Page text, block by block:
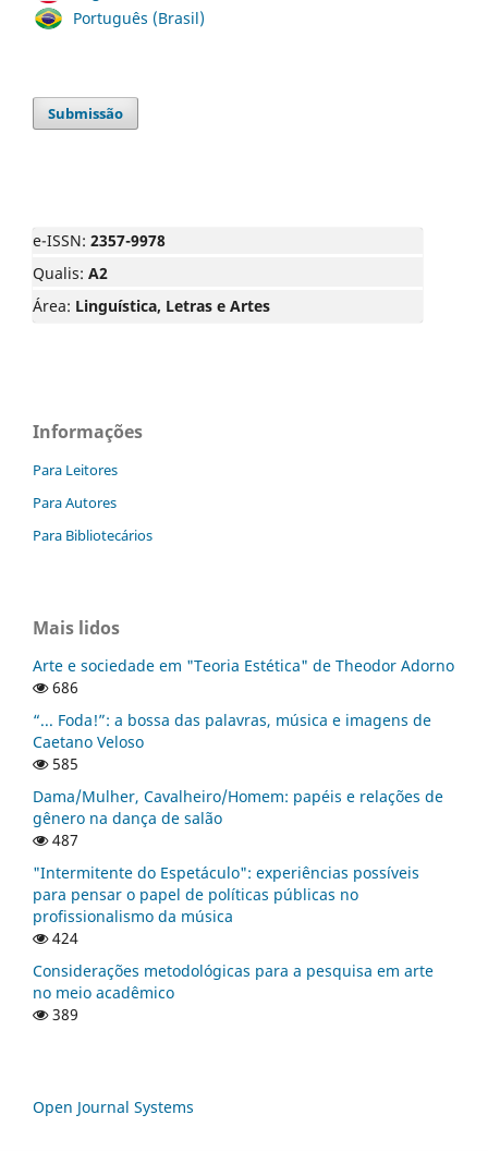
Português (Brasil)
Submissão
e-ISSN: 2357-9978
Qualis: A2
Área: Linguística, Letras e Artes
Informações
Para Leitores
Para Autores
Para Bibliotecários
Mais lidos
Arte e sociedade em "Teoria Estética" de Theodor Adorno
686
“... Foda!”: a bossa das palavras, música e imagens de
Caetano Veloso
585
Dama/Mulher, Cavalheiro/Homem: papéis e relações de
gênero na dança de salão
487
"Intermitente do Espetáculo": experiências possíveis
para pensar o papel de políticas públicas no
profissionalismo da música
424
Considerações metodológicas para a pesquisa em arte
no meio acadêmico
389
Open Journal Systems